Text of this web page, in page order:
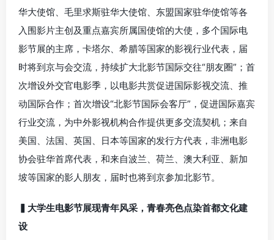
华大使馆、毛里求斯驻华大使馆、东盟国家驻华使馆等各
入围影片主创及重点嘉宾所属国使馆的大使，多个国际电
影节展的主席，卡塔尔、希腊等国家的影视行业代表，届
时将到京与会交流，持续扩大北影节国际交往“朋友圈”；首
次增设外交官电影季，以电影共赏促进国际影视交流、推
动国际合作；首次增设“北影节国际会客厅”，促进国际嘉宾
行业交流，为中外影视机构合作提供更多交流契机；来自
美国、法国、英国、日本等国家的发行方代表，非洲电影
协会驻华首席代表，和来自波兰、荷兰、澳大利亚、新加
坡等国家的影人朋友，届时也将到京参加北影节。
▍大学生电影节展现青年风采，青春亮色点染首都文化建
设